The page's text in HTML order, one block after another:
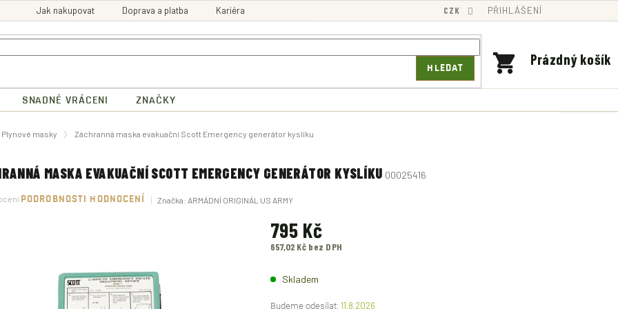
Jak nakupovat Doprava a platba Kariéra CZK PŘIHLÁŠENÍ
HLEDAT
NÁKUPNÍ
Prázdný košík
SNADNÉ VRÁCENI ZNAČKY
Plynové masky Záchranná maska evakuační Scott Emergency generátor kyslíku
MASKA EVAKUAČNÍ SCOTT EMERGENCY GENERÁTOR KYSLÍKU 00025416
PODROBNOSTI HODNOCENÍ Značka: ARMÁDNÍ ORIGINÁL US ARMY
795 Kč
657,02 Kč bez DPH
cena:Skladem
11.8.2026